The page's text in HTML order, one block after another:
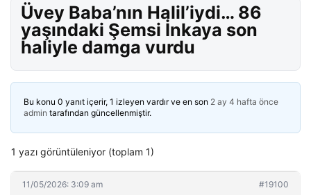
Üvey Baba’nın Halil’iydi… 86
yaşındaki Şemsi İnkaya son
haliyle damga vurdu
Bu konu 0 yanıt içerir, 1 izleyen vardır ve en son 2 ay 4 hafta önce
admin tarafından güncellenmiştir.
1 yazı görüntüleniyor (toplam 1)
11/05/2026: 3:09 am #19100